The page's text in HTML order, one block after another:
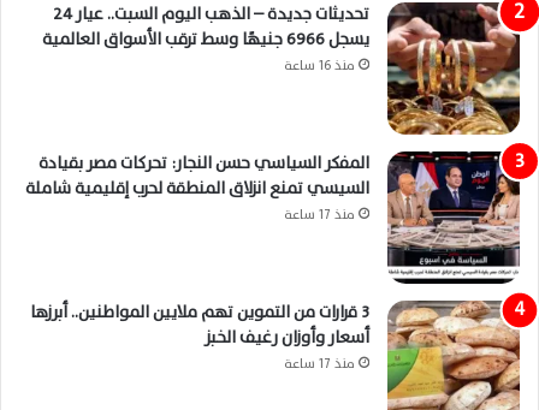
تحديثات جديدة – الذهب اليوم السبت.. عيار 24
يسجل 6966 جنيهًا وسط ترقب الأسواق العالمية
منذ 16 ساعة
المفكر السياسي حسن النجار: تحركات مصر بقيادة
السيسي تمنع انزلاق المنطقة لحرب إقليمية شاملة
منذ 17 ساعة
3 قرارات من التموين تهم ملايين المواطنين.. أبرزها
أسعار وأوزان رغيف الخبز
منذ 17 ساعة